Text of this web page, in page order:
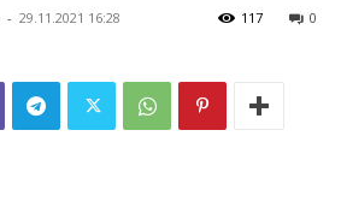
- 29.11.2021 16:28 0
117